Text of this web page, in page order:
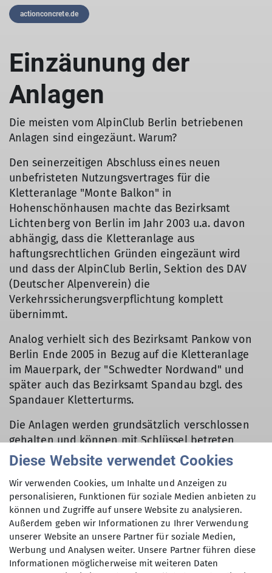
actionconcrete.de
Einzäunung der
Anlagen
Die meisten vom AlpinClub Berlin betriebenen
Anlagen sind eingezäunt. Warum?
Den seinerzeitigen Abschluss eines neuen
unbefristeten Nutzungsvertrages für die
Kletteranlage "Monte Balkon" in
Hohenschönhausen machte das Bezirksamt
Lichtenberg von Berlin im Jahr 2003 u.a. davon
abhängig, dass die Kletteranlage aus
haftungsrechtlichen Gründen eingezäunt wird
und dass der AlpinClub Berlin, Sektion des DAV
(Deutscher Alpenverein) die
Verkehrssicherungsverpflichtung komplett
übernimmt.
Analog verhielt sich des Bezirksamt Pankow von
Berlin Ende 2005 in Bezug auf die Kletteranlage
im Mauerpark, der "Schwedter Nordwand" und
später auch das Bezirksamt Spandau bzgl. des
Spandauer Kletterturms.
Die Anlagen werden grundsätzlich verschlossen
gehalten und können mit Schlüssel betreten
werden. Widerrechtliches Nutzen der
Haftungsausschluss, evtl. zum Schadensersatz und
in groben Fällen zur Anzeige.
Diese Website verwendet Cookies
Wir verwenden Cookies, um Inhalte und Anzeigen zu
personalisieren, Funktionen für soziale Medien anbieten zu
können und Zugriffe auf unsere Website zu analysieren.
Außerdem geben wir Informationen zu Ihrer Verwendung
unserer Website an unsere Partner für soziale Medien,
Werbung und Analysen weiter. Unsere Partner führen diese
Informationen möglicherweise mit weiteren Daten